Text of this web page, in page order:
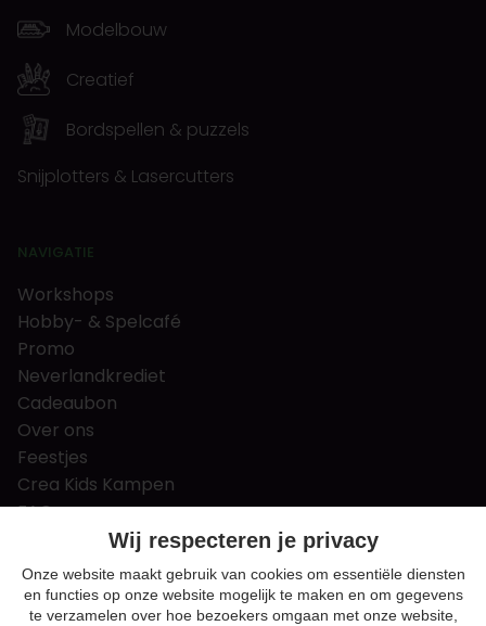
Modelbouw
Creatief
Bordspellen & puzzels
Snijplotters & Lasercutters
NAVIGATIE
Workshops
Hobby- & Spelcafé
Promo
Neverlandkrediet
Cadeaubon
Over ons
Feestjes
Crea Kids Kampen
FAQ
Tips & tricks
Contact
Nieuws & Vacatures
Wij respecteren je privacy
Onze website maakt gebruik van cookies om essentiële diensten
en functies op onze website mogelijk te maken en om gegevens
te verzamelen over hoe bezoekers omgaan met onze website,